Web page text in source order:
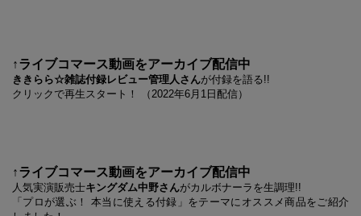
↑ライブコマース動画をアーカイブ配信中
ききらら☆雑誌付録レビュー管理人さんが付録を語る!!
クリックで再生スタート！ （2022年6月1日配信）
↑ライブコマース動画をアーカイブ配信中
人気実演販売士キングダム中野さんがカルボナーラを生調理!!
「プロが選ぶ！ 本当に使える付録」をテーマにオススメ商品をご紹介